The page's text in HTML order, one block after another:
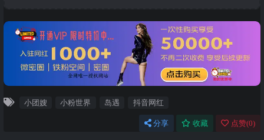
小团嫂 小粉世界 岛遇 抖音网红
分享 收藏 点赞(0)